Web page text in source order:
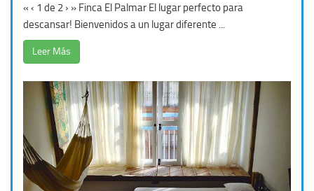
« ‹ 1 de 2 › » Finca El Palmar El lugar perfecto para
descansar! Bienvenidos a un lugar diferente ...
Leer Más